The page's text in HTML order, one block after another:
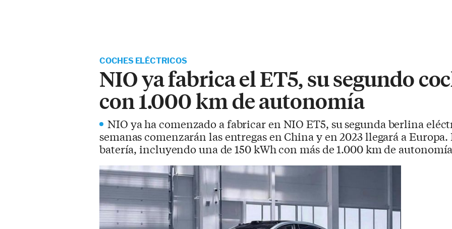
COCHES ELÉCTRICOS
NIO ya fabrica el ET5, su segundo
con 1.000 km de autonomía
NIO ya ha comenzado a fabricar en NIO ET5, su segunda berlina
semanas comenzarán las entregas en China y en 2023 llegará a
batería, incluyendo una de 150 kWh con más de 1.000 km de